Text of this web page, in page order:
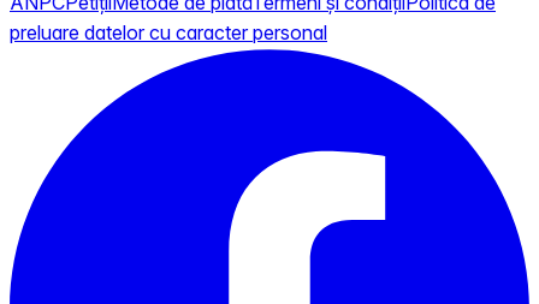
preluare datelor cu caracter personal